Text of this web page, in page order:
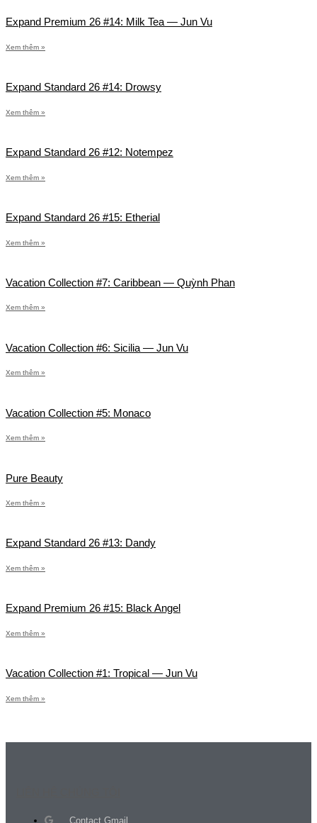
Expand Premium 26 #14: Milk Tea — Jun Vu
Xem thêm »
Expand Standard 26 #14: Drowsy
Xem thêm »
Expand Standard 26 #12: Notempez
Xem thêm »
Expand Standard 26 #15: Etherial
Xem thêm »
Vacation Collection #7: Caribbean — Quỳnh Phan
Xem thêm »
Vacation Collection #6: Sicilia — Jun Vu
Xem thêm »
Vacation Collection #5: Monaco
Xem thêm »
Pure Beauty
Xem thêm »
Expand Standard 26 #13: Dandy
Xem thêm »
Expand Premium 26 #15: Black Angel
Xem thêm »
Vacation Collection #1: Tropical — Jun Vu
Xem thêm »
Contact Gmail